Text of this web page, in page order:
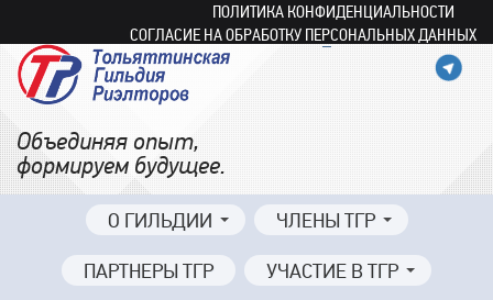
ПОЛИТИКА КОНФИДЕНЦИАЛЬНОСТИ
СОГЛАСИЕ НА ОБРАБОТКУ ПЕРСОНАЛЬНЫХ ДАННЫХ
Объединяя опыт,
формируем будущее.
О ГИЛЬДИИ ЧЛЕНЫ ТГР
ПАРТНЕРЫ ТГР УЧАСТИЕ В ТГР